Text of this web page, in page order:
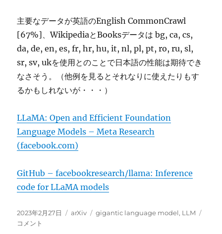
主要なデータが英語のEnglish CommonCrawl
[67%]、WikipediaとBooksデータは bg, ca, cs,
da, de, en, es, fr, hr, hu, it, nl, pl, pt, ro, ru, sl,
sr, sv, ukを使用とのことで日本語の性能は期待でき
なさそう。（他例を見るとそれなりに使えたりもす
るかもしれないが・・・）
LLaMA: Open and Efficient Foundation
Language Models – Meta Research
(facebook.com)
GitHub – facebookresearch/llama: Inference
code for LLaMA models
投
稿
2023年2月27日
カ
arXiv
タ
gigantic language model, LLM
コメント